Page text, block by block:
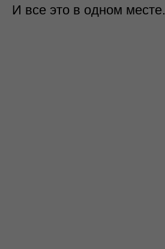
И все это в одном месте.